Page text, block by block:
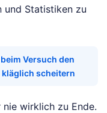
und Statistiken zu
Versuch den
kläglich scheitern
wirklich zu Ende.